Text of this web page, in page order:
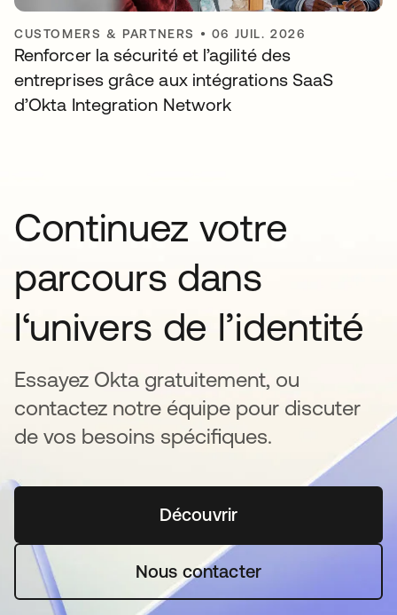
CUSTOMERS & PARTNERS • 06 JUIL. 2026
Renforcer la sécurité et l’agilité des
entreprises grâce aux intégrations SaaS
d’Okta Integration Network
Continuez votre
parcours dans
l‘univers de l’identité
Essayez Okta gratuitement, ou
contactez notre équipe pour discuter
de vos besoins spécifiques.
Découvrirs’ouvre dans un nouvel
Nous contacter